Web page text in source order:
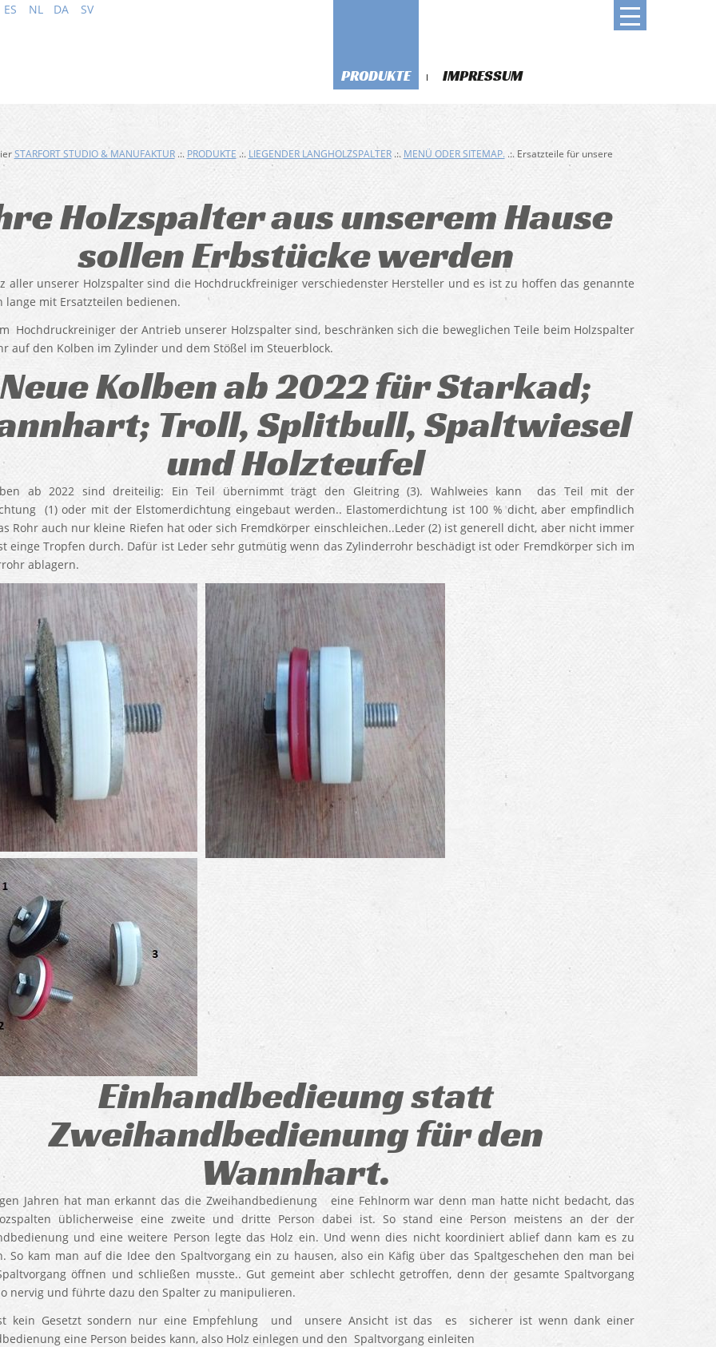
ES NL DA SV
PRODUKTE IMPRESSUM
STARFORT STUDIO & MANUFAKTUR.:. PRODUKTE .:. LIEGENDER LANGHOLZSPALTER.:. MENÜ ODER SITEMAP..:. Ersatzteile für unsere
Holzspalter aus unserem Hause
sollen Erbstücke werden
aller unserer Holzspalter sind die Hochdruckfreiniger verschiedenster Hersteller und es ist zu hoffen das genannte
lange mit Ersatzteilen bedienen.
Hochdruckreiniger der Antrieb unserer Holzspalter sind, beschränken sich die beweglichen Teile beim Holzspalter
auf den Kolben im Zylinder und dem Stößel im Steuerblock.
Neue Kolben ab 2022 für Starkad;
Troll, Splitbull, Spaltwiesel
und Holzteufel
ab 2022 sind dreiteilig: Ein Teil übernimmt trägt den Gleitring (3). Wahlweies kann das Teil mit der
(1) oder mit der Elstomerdichtung eingebaut werden.. Elastomerdichtung ist 100 % dicht, aber empfindlich
Rohr auch nur kleine Riefen hat oder sich Fremdkörper einschleichen..Leder (2) ist generell dicht, aber nicht immer
einge Tropfen durch. Dafür ist Leder sehr gutmütig wenn das Zylinderrohr beschädigt ist oder Fremdkörper sich im
ablagern.
Einhandbedieung statt
Zweihandbedienung für den
Wannhart.
Jahren hat man erkannt das die Zweihandbedienung eine Fehlnorm war denn man hatte nicht bedacht, das
üblicherweise eine zweite und dritte Person dabei ist. So stand eine Person meistens an der der
und eine weitere Person legte das Holz ein. Und wenn dies nicht koordiniert ablief dann kam es zu
So kam man auf die Idee den Spaltvorgang ein zu hausen, also ein Käfig über das Spaltgeschehen den man bei
öffnen und schließen musste.. Gut gemeint aber schlecht getroffen, denn der gesamte Spaltvorgang
nervig und führte dazu den Spalter zu manipulieren.
kein Gesetzt sondern nur eine Empfehlung und unsere Ansicht ist das es sicherer ist wenn dank einer
eine Person beides kann, also Holz einlegen und den Spaltvorgang einleiten